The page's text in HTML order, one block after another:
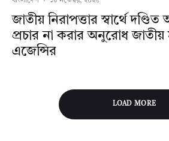
জাতীয় নিরাপত্তার স্বার্থে
প্রচার না করার অনুরোধ জাতীয়
এজেন্সির
LOAD MORE